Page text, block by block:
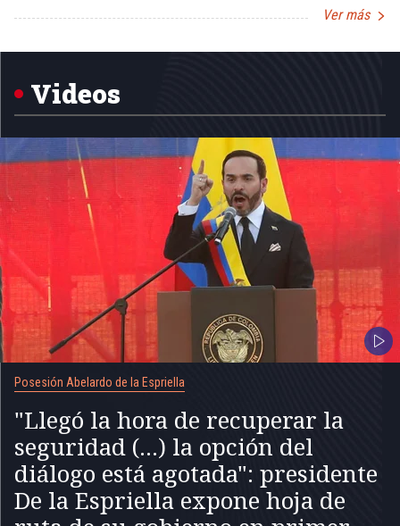
Ver más
1
Videos
Posesión Abelardo de la Espriella
"Llegó la hora de recuperar la
seguridad (...) la opción del
diálogo está agotada": presidente
De la Espriella expone hoja de